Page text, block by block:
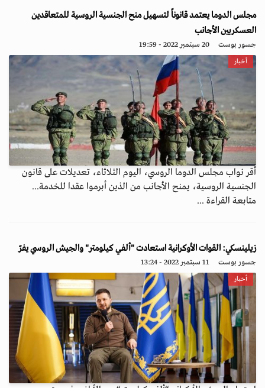
مجلس الدوما يعتمد قانوناً لتسهيل منح الجنسية الروسية للمتعاقدين
العسكريين الأجانب
جسور بوست 20 سبتمبر 2022 - 19:59
أخبار
أقر نواب مجلس الدوما الروسي، اليوم الثلاثاء، تعديلات على قانون
الجنسية الروسية، يمنح الأجانب من الذين أبرموا عقدا للخدمة...
متابعة القراءة ...
زيلينسكي: القوات الأوكرانية استعادت "ألفي كيلومتر" والجيش الروسي يفرّ
جسور بوست 11 سبتمبر 2022 - 13:24
أخبار